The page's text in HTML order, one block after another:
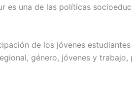
es una de las políticas
de los jóvenes
género, jóvenes y